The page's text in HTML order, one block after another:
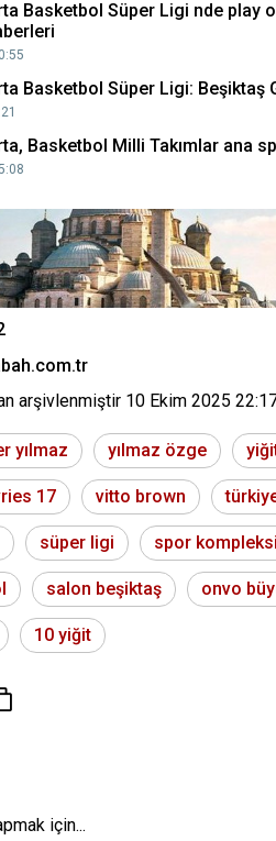
Basketbol Süper Ligi nde play
Basketbol Süper Ligi: Beşiktaş
Basketbol Milli Takımlar ana
arşivlenmiştir 10 Ekim 2025
yılmaz yılmaz özge
17 vitto brown
süper ligi spor kompleksi
salon beşiktaş onvo
10 yiğit
için...